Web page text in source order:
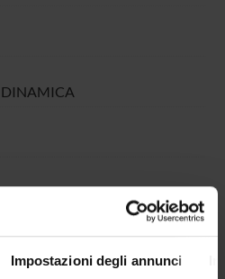
Impostazioni degli annunci
DINAMICA
al 30-giu-2024.
relativi al corso
relativi al corso